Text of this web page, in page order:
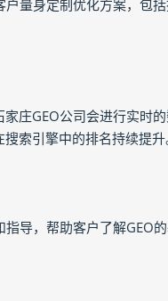
量身定制优化方案，包
庄GEO公司会进行实时
索引擎中的排名持续提升
导，帮助客户了解GEO